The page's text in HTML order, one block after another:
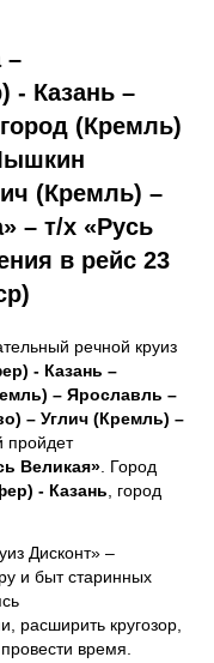
–
- Казань –
(Кремль)
(Кремль) –
– т/х «Русь
в рейс 23
речной круиз
- Казань –
– Ярославль –
– Углич (Кремль) –
пройдет
Великая» . Город
- Казань , город
Дисконт» –
и быт старинных
расширить кругозор,
время.